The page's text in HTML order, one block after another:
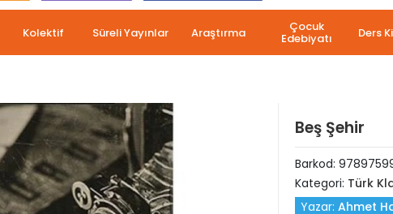
Kolektif Süreli Yayınlar Araştırma Çocuk
Edebiyatı Ders
Beş Şehir
Barkod:
Kategori: Türk
Yazar: Ahmet